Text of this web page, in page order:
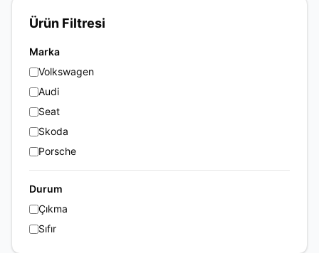
Ürün Filtresi
Marka
Volkswagen
Audi
Seat
Skoda
Porsche
Durum
Çıkma
Sıfır